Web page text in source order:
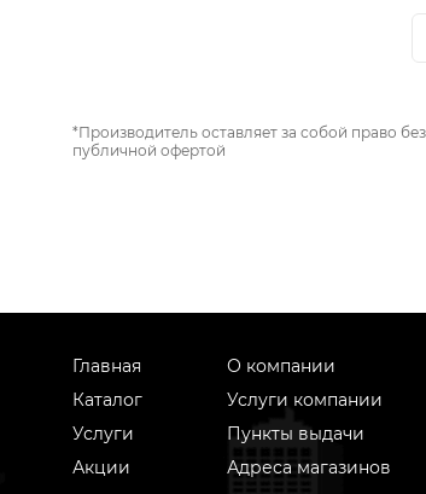
*Производитель оставляет за собой право
публичной офертой
Главная
Каталог
Услуги
Акции
О компании
Услуги компании
Пункты выдачи
Адреса магазинов